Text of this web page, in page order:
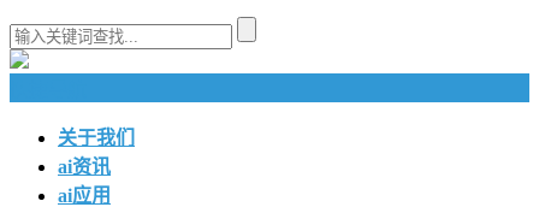
关于我们
ai资讯
ai应用